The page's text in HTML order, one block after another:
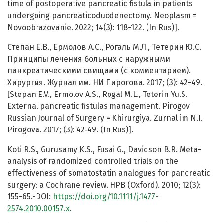
time of postoperative pancreatic fistula in patients
undergoing pancreaticoduodenectomy. Neoplasm =
Novoobrazovanie. 2022; 14(3): 118-122. (In Rus)].
Степан Е.В., Ермолов А.С., Рогаль М.Л., Тетерин Ю.С.
Принципы лечения больных с наружными
панкреатическими свищами (с комментарием).
Хирургия. Журнал им. НИ Пирогова. 2017; (3): 42-49.
[Stepan E.V., Ermolov A.S., Rogal M.L., Teterin Yu.S.
External pancreatic fistulas management. Pirogov
Russian Journal of Surgery = Khirurgiya. Zurnal im N.I.
Pirogova. 2017; (3): 42‑49. (In Rus)].
Koti R.S., Gurusamy K.S., Fusai G., Davidson B.R. Meta-
analysis of randomized controlled trials on the
effectiveness of somatostatin analogues for pancreatic
surgery: a Cochrane review. HPB (Oxford). 2010; 12(3):
155-65.-DOI: https://doi.org/10.1111/j.1477-
2574.2010.00157.x.